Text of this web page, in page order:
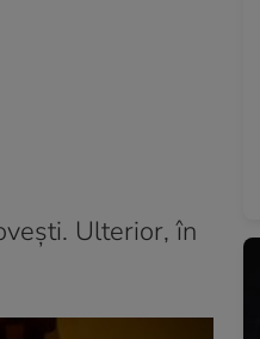
Ulterior, în